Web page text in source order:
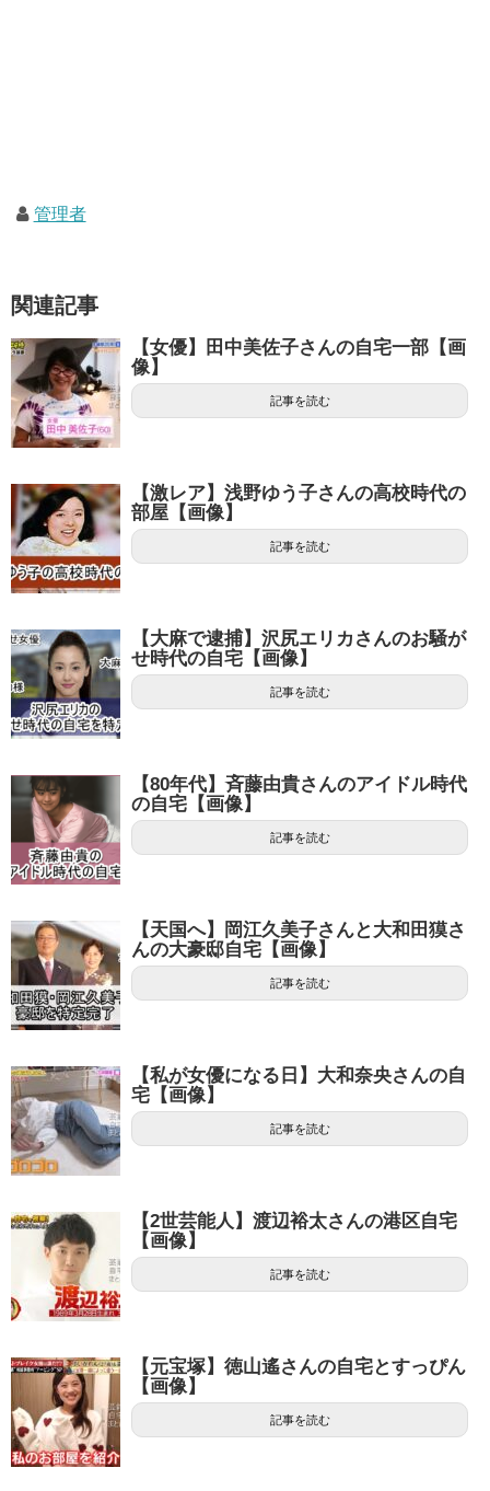
管理者
関連記事
【女優】田中美佐子さんの自宅一部【画
像】
記事を読む
【激レア】浅野ゆう子さんの高校時代の
部屋【画像】
記事を読む
【大麻で逮捕】沢尻エリカさんのお騒が
せ時代の自宅【画像】
記事を読む
【80年代】斉藤由貴さんのアイドル時代
の自宅【画像】
記事を読む
【天国へ】岡江久美子さんと大和田獏さ
んの大豪邸自宅【画像】
記事を読む
【私が女優になる日】大和奈央さんの自
宅【画像】
記事を読む
【2世芸能人】渡辺裕太さんの港区自宅
【画像】
記事を読む
【元宝塚】徳山遙さんの自宅とすっぴん
【画像】
記事を読む